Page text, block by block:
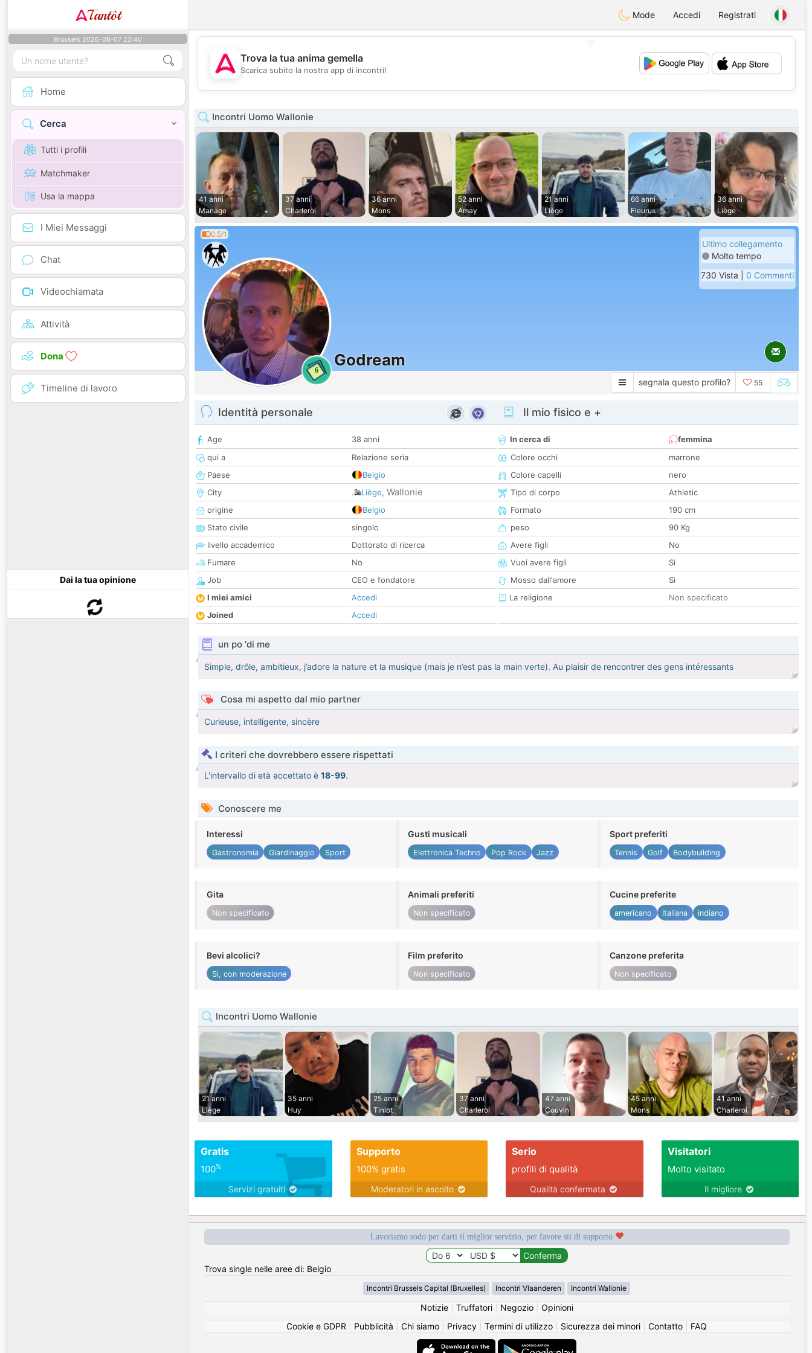
Tantôt Mode Accedi Registrati
Brussels 2026-08-07 22:40
Home
Cerca
Tutti i profili
Matchmaker
Usa la mappa
I Miei Messaggi
Chat
Videochiamata
Attività
Dona
Timeline di lavoro
Dai la tua opinione
💖
💕
Trova la tua anima gemella
Scarica subito la nostra app di incontri!
Incontri Uomo Wallonie
41 anni
Manage
37 anni
Charleroi
36 anni
Mons
52 anni
Amay
21 anni
Liège
66 anni
Fleurus
36 anni
Liège
0.5/1
6
Godream
Ultimo collegamento
Molto tempo
730 Vista | 0 Commenti
segnala questo profilo? 55
Identità personale
Age
38 anni
qui a
Relazione seria
Paese
Belgio
City
Liège, Wallonie
origine
Belgio
Stato civile
singolo
livello accademico
Dottorato di ricerca
Fumare
No
Job
CEO e fondatore
I miei amici
Accedi
Joined
Accedi
Il mio fisico e +
In cerca di
femmina
Colore occhi
marrone
Colore capelli
nero
Tipo di corpo
Athletic
Formato
190 cm
peso
90 Kg
Avere figli
No
Vuoi avere figli
Sì
Mosso dall'amore
Sì
La religione
Non specificato
un po 'di me
Simple, drôle, ambitieux, j’adore la nature et la musique (mais je n’est pas la main verte). Au plaisir de rencontrer des gens intéressants
Cosa mi aspetto dal mio partner
Curieuse, intelligente, sincère
I criteri che dovrebbero essere rispettati
L'intervallo di età accettato è 18-99.
Conoscere me
Interessi
Gastronomia Giardinaggio Sport
Gusti musicali
Elettronica Techno Pop Rock Jazz
Sport preferiti
Tennis Golf Bodybuilding
Gita
Non specificato
Animali preferiti
Non specificato
Cucine preferite
americano Italiana indiano
Bevi alcolici?
Sì, con moderazione
Film preferito
Non specificato
Canzone preferita
Non specificato
Incontri Uomo Wallonie
21 anni
Liège
35 anni
Huy
25 anni
Tinlot
37 anni
Charleroi
47 anni
Couvin
45 anni
Mons
41 anni
Charleroi
Gratis
100%
Servizi gratuiti
Supporto
100% gratis
Moderatori in ascolto
Serio
profili di qualità
Qualità confermata
Visitatori
Molto visitato
Il migliore
Lavoriamo sodo per darti il miglior servizio, per favore sii di supporto
Trova single nelle aree di: Belgio
Incontri Brussels Capital (Bruxelles) Incontri Vlaanderen Incontri Wallonie
Notizie| Truffatori| Negozio| Opinioni
Cookie e GDPR
Pubblicità Chi siamo Privacy Termini di utilizzo Sicurezza dei minori Contatto FAQ